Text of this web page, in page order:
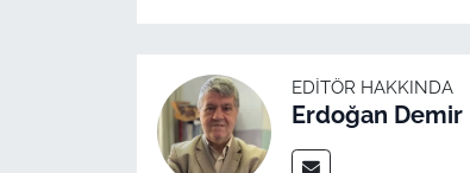
EDITÖR HAKKINDA
Erdoğan Demir
Bilim Teknoloji